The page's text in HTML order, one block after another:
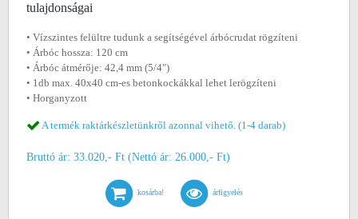
tulajdonságai
• Vízszintes felültre tudunk a segítségével árbócrudat rögzíteni
• Árbóc hossza: 120 cm
• Árbóc átmérője: 42,4 mm (5/4")
• 1db max. 40x40 cm-es betonkockákkal lehet lerögzíteni
• Horganyzott
A termék raktárkészletünkről azonnal vihető. (1-4 darab)
Bruttó ár: 33.020,- Ft (Nettó ár: 26.000,- Ft)
kosárba! árfigyelés